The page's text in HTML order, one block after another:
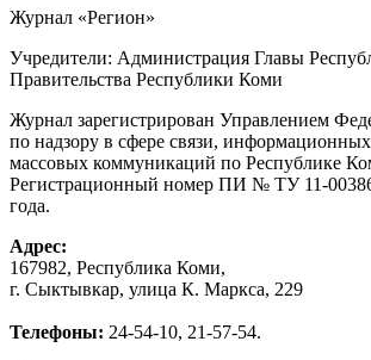
Журнал «Регион»
Учредители: Администрация Главы
Правительства Республики Коми
Журнал зарегистрирован Управлением
по надзору в сфере связи,
массовых коммуникаций по Республике
Регистрационный номер ПИ № ТУ 11-00386
года.
Адрес:
167982, Республика Коми,
г. Сыктывкар, улица К. Маркса, 229
Телефоны: 24-54-10, 21-57-54.